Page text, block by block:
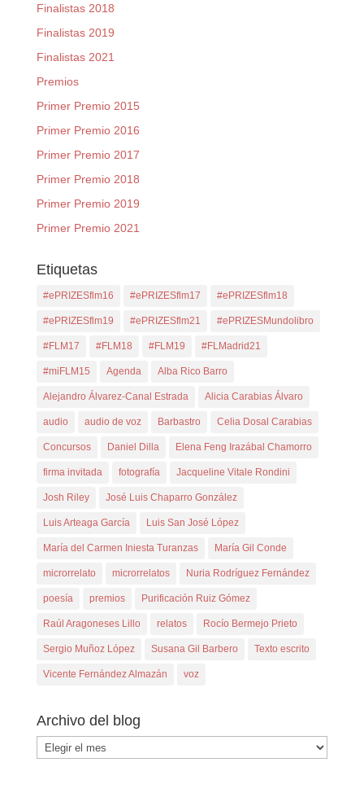
Finalistas 2018
Finalistas 2019
Finalistas 2021
Premios
Primer Premio 2015
Primer Premio 2016
Primer Premio 2017
Primer Premio 2018
Primer Premio 2019
Primer Premio 2021
Etiquetas
#ePRIZESflm16 #ePRIZESflm17 #ePRIZESflm18
#ePRIZESflm19 #ePRIZESflm21 #ePRIZESMundolibro
#FLM17 #FLM18 #FLM19 #FLMadrid21
#miFLM15 Agenda Alba Rico Barro
Alejandro Álvarez-Canal Estrada Alicia Carabias Álvaro
audio audio de voz Barbastro Celia Dosal Carabias
Concursos Daniel Dilla Elena Feng Irazábal Chamorro
firma invitada fotografía Jacqueline Vitale Rondini
Josh Riley José Luis Chaparro González
Luis Arteaga García Luis San José López
María del Carmen Iniesta Turanzas María Gil Conde
microrrelato microrrelatos Nuria Rodríguez Fernández
poesía premios Purificación Ruiz Gómez
Raúl Aragoneses Lillo relatos Rocío Bermejo Prieto
Sergio Muñoz López Susana Gil Barbero Texto escrito
Vicente Fernández Almazán voz
Archivo del blog
Archivo
del